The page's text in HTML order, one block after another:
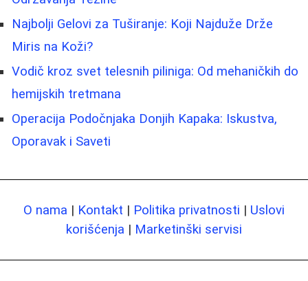
Najbolji Gelovi za Tuširanje: Koji Najduže Drže
Miris na Koži?
Vodič kroz svet telesnih piliniga: Od mehaničkih do
hemijskih tretmana
Operacija Podočnjaka Donjih Kapaka: Iskustva,
Oporavak i Saveti
O nama | Kontakt | Politika privatnosti | Uslovi
korišćenja | Marketinški servisi